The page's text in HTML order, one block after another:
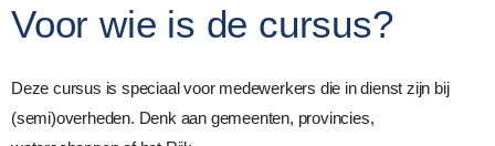
Voor wie is de cursus?
Deze cursus is speciaal voor medewerkers die in dienst zijn bij
(semi)overheden. Denk aan gemeenten, provincies,